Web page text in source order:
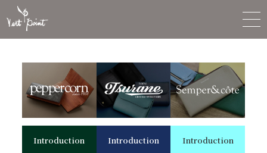
Introduction Introduction Introduction